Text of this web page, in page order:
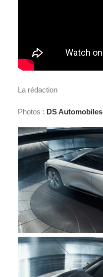
La rédaction
Photos : DS Automobiles